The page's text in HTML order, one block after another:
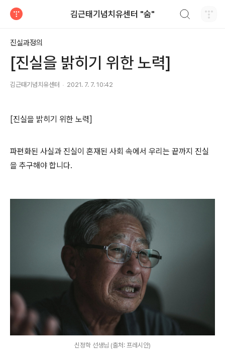
김근태기념치유센터 "숨"
진실과정의
[진실을 밝히기 위한 노력]
김근태기념치유센터 2021. 7. 7. 10:42
[진실을 밝히기 위한 노력]
파편화된 사실과 진실이 혼재된 사회 속에서 우리는 끝까지 진실
을 추구해야 합니다.
신정학 선생님 (출처: 프레시안)